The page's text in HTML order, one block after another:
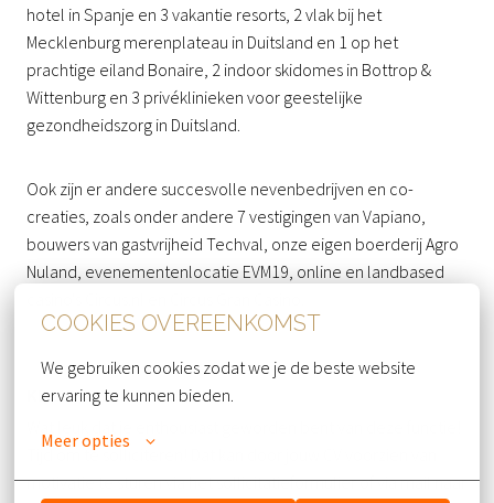
COOKIES OVEREENKOMST
We gebruiken cookies zodat we je de beste website
ervaring te kunnen bieden.
Meer opties
hotel in Spanje en 3 vakantie resorts, 2 vlak bij het
Mecklenburg merenplateau in Duitsland en 1 op het
prachtige eiland Bonaire, 2 indoor skidomes in Bottrop &
Wittenburg en 3 privéklinieken voor geestelijke
gezondheidszorg in Duitsland.
Ook zijn er andere succesvolle nevenbedrijven en co-
creaties, zoals onder andere 7 vestigingen van Vapiano,
bouwers van gastvrijheid Techval, onze eigen boerderij Agro
Nuland, evenementenlocatie EVM19, online en landbased
KLAAR OM TE STARTEN?
Tijd om te solliciteren! Dat kan door jouw CV voorzien van
motivatie te sturen via het sollicitatieformulier of via mail naar